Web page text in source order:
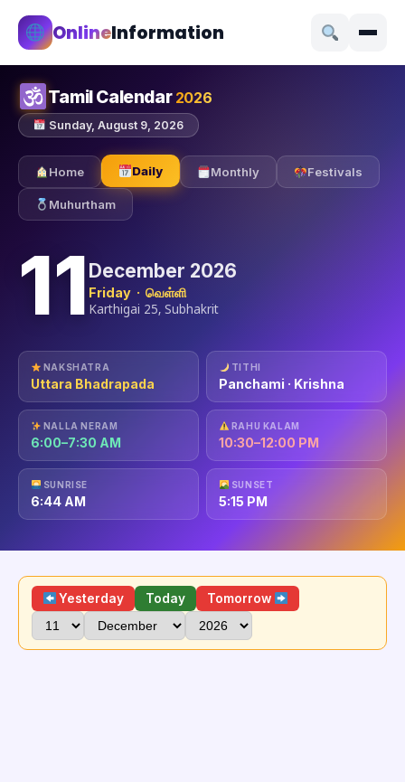
OnlineInformation
Tamil Calendar 2026
Sunday, August 9, 2026
Home Daily Monthly Festivals
Muhurtham
11 December 2026
Friday · வெள்ளி
Karthigai 25, Subhakrit
NAKSHATRA
Uttara Bhadrapada
TITHI
Panchami · Krishna
NALLA NERAM
6:00–7:30 AM
RAHU KALAM
10:30–12:00 PM
SUNRISE
6:44 AM
SUNSET
5:15 PM
Yesterday Today Tomorrow